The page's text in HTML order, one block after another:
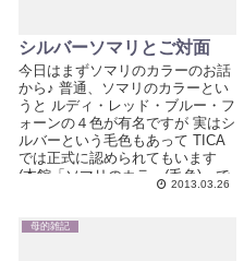
シルバーソマリとご対面
今日はまずソマリのカラーのお話
から♪ 普通、ソマリのカラーとい
うと ルディ・レッド・ブルー・フ
ォーンの４色が有名ですが 実はシ
ルバーという毛色もあって TICA
では正式に認められてもいます
(本館「ソマリのカラー(毛色)」で
2013.03.26
母的雑記